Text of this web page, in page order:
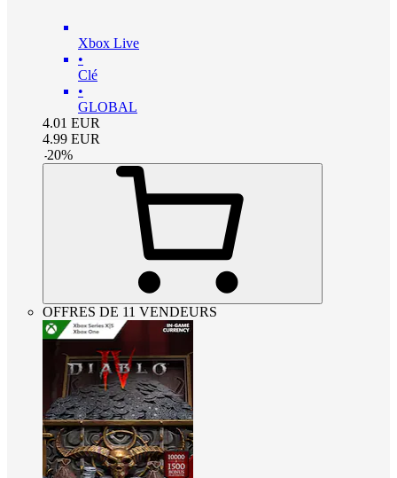
Xbox Live
•
Clé
•
GLOBAL
4.01 EUR
4.99 EUR
-20%
OFFRES DE 11 VENDEURS